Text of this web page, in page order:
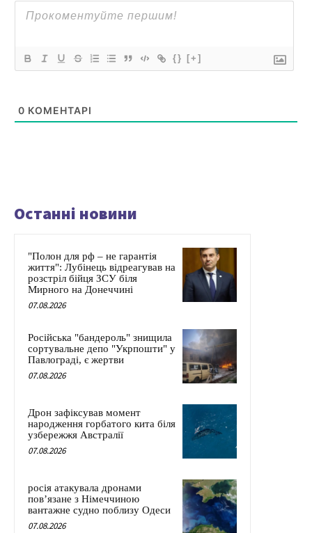
{} [+]
0 КОМЕНТАРІ
Останні новини
"Полон для рф – не гарантія
життя": Лубінець відреагував на
розстріл бійця ЗСУ біля
Мирного на Донеччині
07.08.2026
Російська "бандероль" знищила
сортувальне депо "Укрпошти" у
Павлограді, є жертви
07.08.2026
Дрон зафіксував момент
народження горбатого кита біля
узбережжя Австралії
07.08.2026
росія атакувала дронами
пов’язане з Німеччиною
вантажне судно поблизу Одеси
07.08.2026